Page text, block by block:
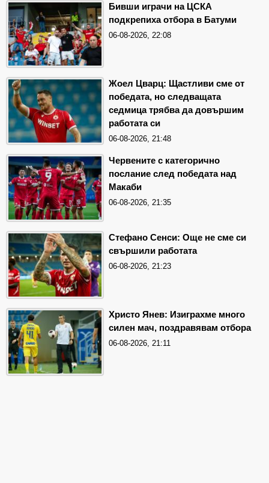
Бивши играчи на ЦСКА
подкрепиха отбора в Батуми
06-08-2026, 22:08
Жоел Цварц: Щастливи сме от
победата, но следващата
седмица трябва да довършим
работата си
06-08-2026, 21:48
Червените с категорично
послание след победата над
Макаби
06-08-2026, 21:35
Стефано Сенси: Още не сме си
свършили работата
06-08-2026, 21:23
Христо Янев: Изиграхме много
силен мач, поздравявам отбора
06-08-2026, 21:11